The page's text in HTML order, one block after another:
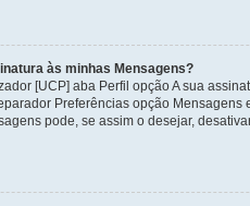
às minhas Mensagens?
[UCP] aba Perfil opção A sua
Preferências opção Mensagens
pode, se assim o desejar,